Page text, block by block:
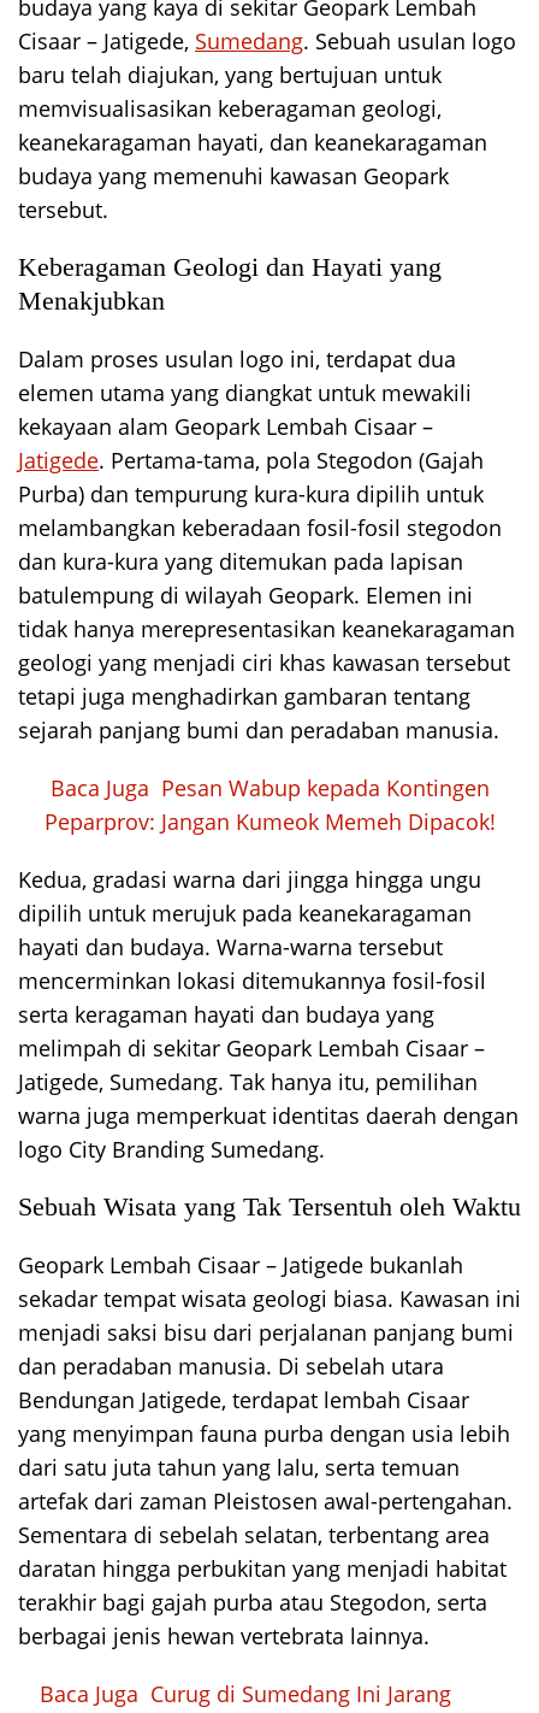
budaya yang kaya di sekitar Geopark Lembah
Cisaar – Jatigede, Sumedang. Sebuah usulan logo
baru telah diajukan, yang bertujuan untuk
memvisualisasikan keberagaman geologi,
keanekaragaman hayati, dan keanekaragaman
budaya yang memenuhi kawasan Geopark
tersebut.
Keberagaman Geologi dan Hayati yang
Menakjubkan
Dalam proses usulan logo ini, terdapat dua
elemen utama yang diangkat untuk mewakili
kekayaan alam Geopark Lembah Cisaar –
Jatigede. Pertama-tama, pola Stegodon (Gajah
Purba) dan tempurung kura-kura dipilih untuk
melambangkan keberadaan fosil-fosil stegodon
dan kura-kura yang ditemukan pada lapisan
batulempung di wilayah Geopark. Elemen ini
tidak hanya merepresentasikan keanekaragaman
geologi yang menjadi ciri khas kawasan tersebut
tetapi juga menghadirkan gambaran tentang
sejarah panjang bumi dan peradaban manusia.
Baca Juga Pesan Wabup kepada Kontingen
Peparprov: Jangan Kumeok Memeh Dipacok!
Kedua, gradasi warna dari jingga hingga ungu
dipilih untuk merujuk pada keanekaragaman
hayati dan budaya. Warna-warna tersebut
mencerminkan lokasi ditemukannya fosil-fosil
serta keragaman hayati dan budaya yang
melimpah di sekitar Geopark Lembah Cisaar –
Jatigede, Sumedang. Tak hanya itu, pemilihan
warna juga memperkuat identitas daerah dengan
logo City Branding Sumedang.
Sebuah Wisata yang Tak Tersentuh oleh Waktu
Geopark Lembah Cisaar – Jatigede bukanlah
sekadar tempat wisata geologi biasa. Kawasan ini
menjadi saksi bisu dari perjalanan panjang bumi
dan peradaban manusia. Di sebelah utara
Bendungan Jatigede, terdapat lembah Cisaar
yang menyimpan fauna purba dengan usia lebih
dari satu juta tahun yang lalu, serta temuan
artefak dari zaman Pleistosen awal-pertengahan.
Sementara di sebelah selatan, terbentang area
daratan hingga perbukitan yang menjadi habitat
terakhir bagi gajah purba atau Stegodon, serta
berbagai jenis hewan vertebrata lainnya.
Baca Juga Curug di Sumedang Ini Jarang